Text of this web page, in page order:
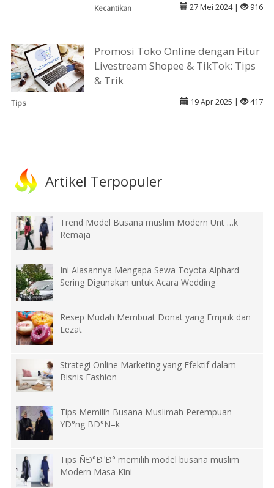
Kecantikan 27 Mei 2024 | 916
Promosi Toko Online dengan Fitur
Livestream Shopee & TikTok: Tips
& Trik
Tips 19 Apr 2025 | 417
Artikel Terpopuler
Trend Model Busana muslim Modern UntÏ…k
Remaja
Ini Alasannya Mengapa Sewa Toyota Alphard
Sering Digunakan untuk Acara Wedding
Resep Mudah Membuat Donat yang Empuk dan
Lezat
Strategi Online Marketing yang Efektif dalam
Bisnis Fashion
Tips Memilih Busana Muslimah Perempuan
YÐ°ng BÐ°Ñ–k
Tips ÑÐ°Ð³Ð° memilih model busana muslim
Modern Masa Kini